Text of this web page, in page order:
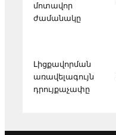
մոտավոր
ժամանակը
Լիցքավորման
առավելագույն
դրույքաչափը